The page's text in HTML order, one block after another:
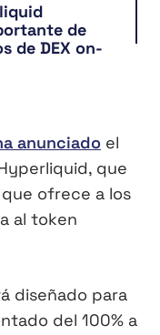
de
de DEX on-
anunciado el
que
ofrece a los
al token
diseñado para
del 100% a